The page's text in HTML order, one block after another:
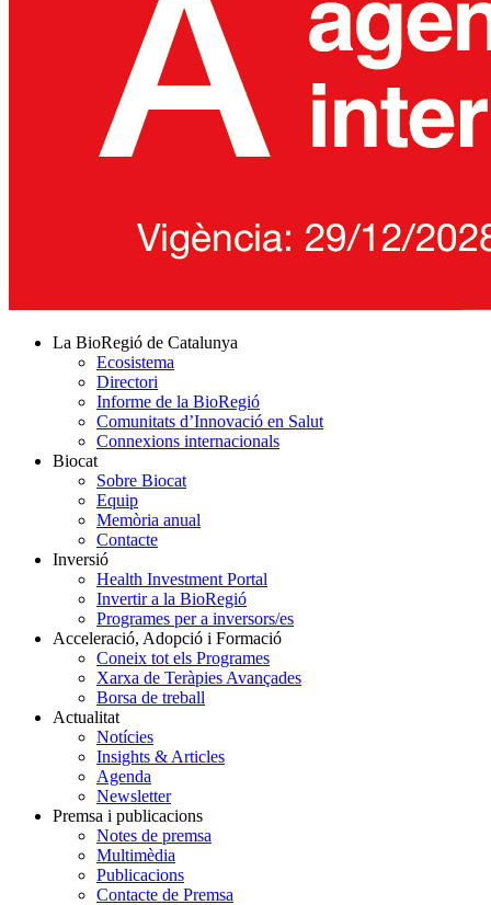
La BioRegió de Catalunya
Ecosistema
Directori
Informe de la BioRegió
Comunitats d’Innovació en Salut
Connexions internacionals
Biocat
Sobre Biocat
Equip
Memòria anual
Contacte
Inversió
Health Investment Portal
Invertir a la BioRegió
Programes per a inversors/es
Acceleració, Adopció i Formació
Coneix tot els Programes
Xarxa de Teràpies Avançades
Borsa de treball
Actualitat
Notícies
Insights & Articles
Agenda
Newsletter
Premsa i publicacions
Notes de premsa
Multimèdia
Publicacions
Contacte de Premsa